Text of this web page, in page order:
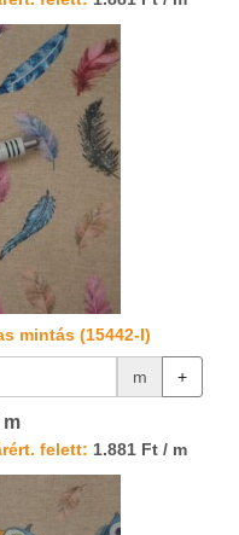
mintás (15442-I)
m +
m
felett: 1.881 Ft / m